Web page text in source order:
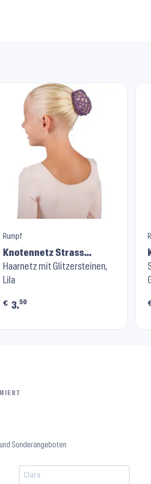
Rumpf
Knotennetz Strass
RU8007 ⬝ Purple
Haarnetz mit Glitzersteinen,
Lila
€ 3.50
Sonderangeboten